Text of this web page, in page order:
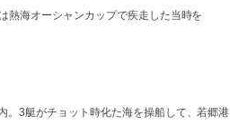
熱海オーシャンカップで疾走した当時を
。3艇がチョット時化た海を操船して、若郷港